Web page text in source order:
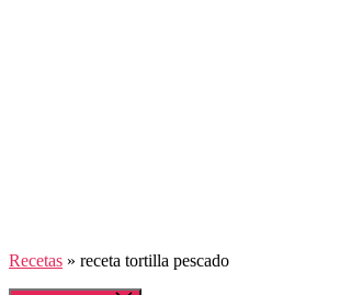
Recetas » receta tortilla pescado